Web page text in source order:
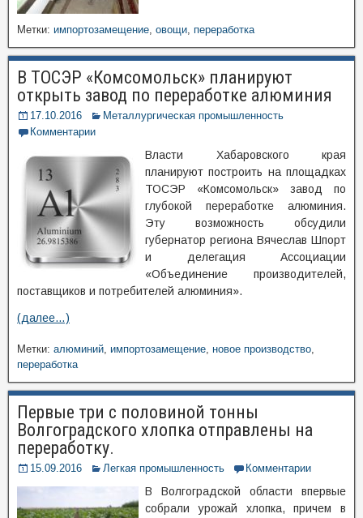
Метки: импортозамещение, овощи, переработка
В ТОСЭР «Комсомольск» планируют
открыть завод по переработке алюминия
17.10.2016
Металлургическая промышленность
Комментарии
Власти Хабаровского края
планируют построить на площадках
ТОСЭР «Комсомольск» завод по
глубокой переработке алюминия.
Эту возможность обсудили
губернатор региона Вячеслав Шпорт
и делегация Ассоциации
«Объединение производителей,
поставщиков и потребителей алюминия».
(далее…)
Метки: алюминий, импортозамещение, новое производство,
переработка
Первые три с половиной тонны
Волгоградского хлопка отправлены на
переработку.
15.09.2016 Легкая промышленность Комментарии
В Волгоградской области впервые
собрали урожай хлопка, причем в